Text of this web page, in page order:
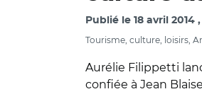
Publié le 18 avril 2014
Tourisme, culture, loisirs,
Aurélie Filippetti
confiée à Jean